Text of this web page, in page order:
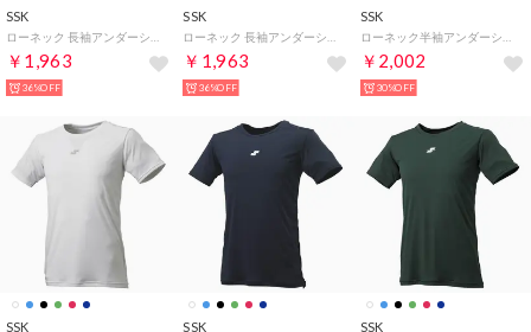
SSK
￥1,963
36%OFF
SSK
￥1,963
36%OFF
SSK
￥2,002
30%OFF
SSK SSK SSK